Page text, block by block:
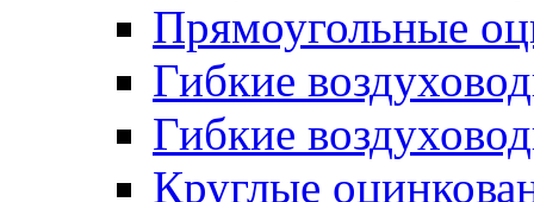
Прямоугольные
Гибкие
Гибкие
Круглые